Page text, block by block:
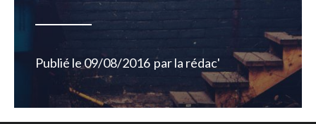
Publié le09/08/2016 parla rédac'